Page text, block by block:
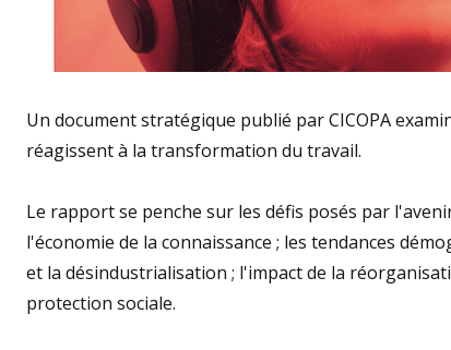
Un document stratégique publié par CICOPA
réagissent à la transformation du travail.
Le rapport se penche sur les défis posés par
l'économie de la connaissance ; les tendances
et la désindustrialisation ; l'impact de la
protection sociale.